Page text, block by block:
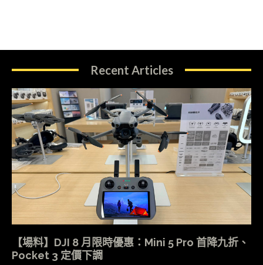
Recent Articles
【場料】DJI 8 月限時優惠：Mini 5 Pro 首降九折、
Pocket 3 定價下調